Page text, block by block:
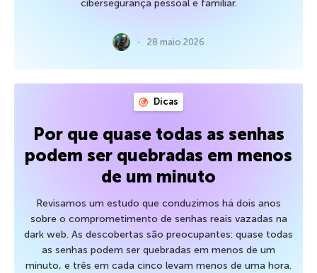
cibersegurança pessoal e familiar.
28 maio 2026
Dicas
Por que quase todas as senhas
podem ser quebradas em menos
de um minuto
Revisamos um estudo que conduzimos há dois anos
sobre o comprometimento de senhas reais vazadas na
dark web. As descobertas são preocupantes: quase todas
as senhas podem ser quebradas em menos de um
minuto, e três em cada cinco levam menos de uma hora.